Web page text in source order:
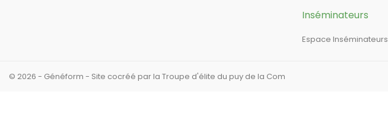
Inséminateurs
Espace Inséminateurs
© 2026 - Généform - Site cocréé par la Troupe d'élite du puy de la Com